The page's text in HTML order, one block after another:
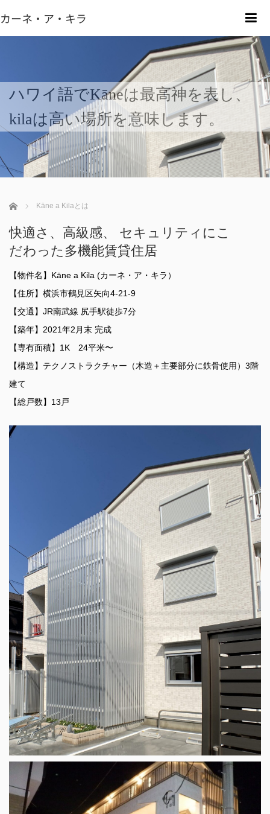
カーネ・ア・キラ
ハワイ語でKāneは最高神を表し、
kilaは高い場所を意味します。
ホーム Kāne a Kilaとは
快適さ、高級感、 セキュリティにこ
だわった多機能賃貸住居
【物件名】Kāne a Kila (カーネ・ア・キラ）
【住所】横浜市鶴見区矢向4-21-9
【交通】JR南武線 尻手駅徒歩7分
【築年】2021年2月末 完成
【専有面積】1K 24平米〜
【構造】テクノストラクチャー（木造＋主要部分に鉄骨使用）3階
建て
【総戸数】13戸